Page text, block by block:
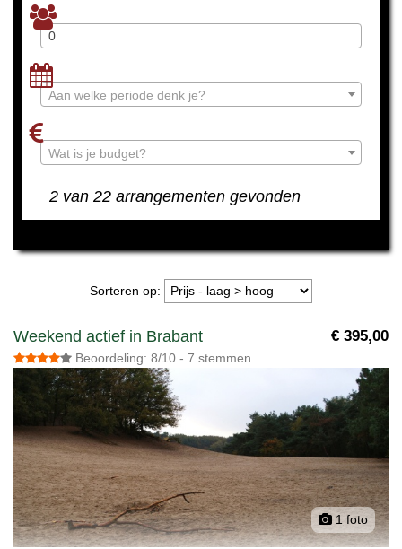
Aan welke periode denk je?
Wat is je budget?
2 van 22 arrangementen gevonden
Sorteren op:
Weekend actief in Brabant € 395,00
Beoordeling: 8/10 - 7 stemmen
1 foto